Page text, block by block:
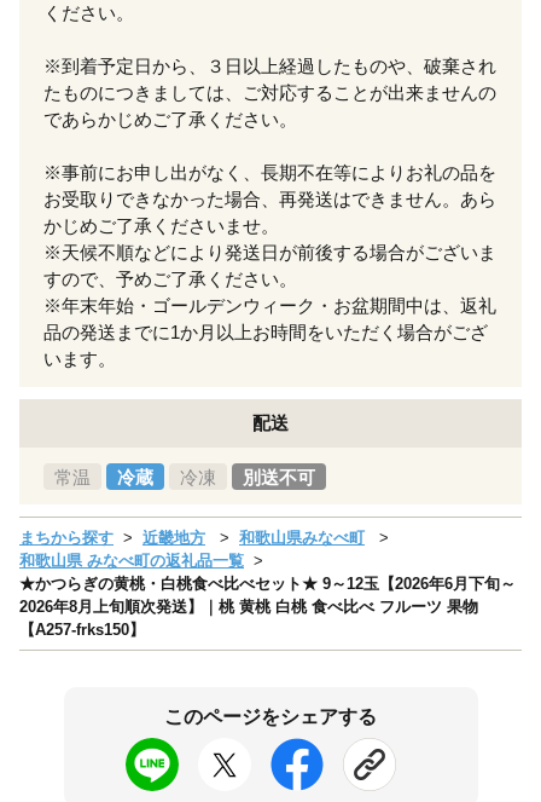
ください。
※到着予定日から、３日以上経過したものや、破棄され
たものにつきましては、ご対応することが出来ませんの
であらかじめご了承ください。
※事前にお申し出がなく、長期不在等によりお礼の品を
お受取りできなかった場合、再発送はできません。あら
かじめご了承くださいませ。
※天候不順などにより発送日が前後する場合がございま
すので、予めご了承ください。
※年末年始・ゴールデンウィーク・お盆期間中は、返礼
品の発送までに1か月以上お時間をいただく場合がござ
います。
配送
常温 冷蔵 冷凍 別送不可
まちから探す 近畿地方
和歌山県みなべ町
和歌山県 みなべ町の返礼品一覧
★かつらぎの黄桃・白桃食べ比べセット★ 9～12玉【2026年6月下旬～
2026年8月上旬順次発送】｜桃 黄桃 白桃 食べ比べ フルーツ 果物
【A257-frks150】
このページをシェアする